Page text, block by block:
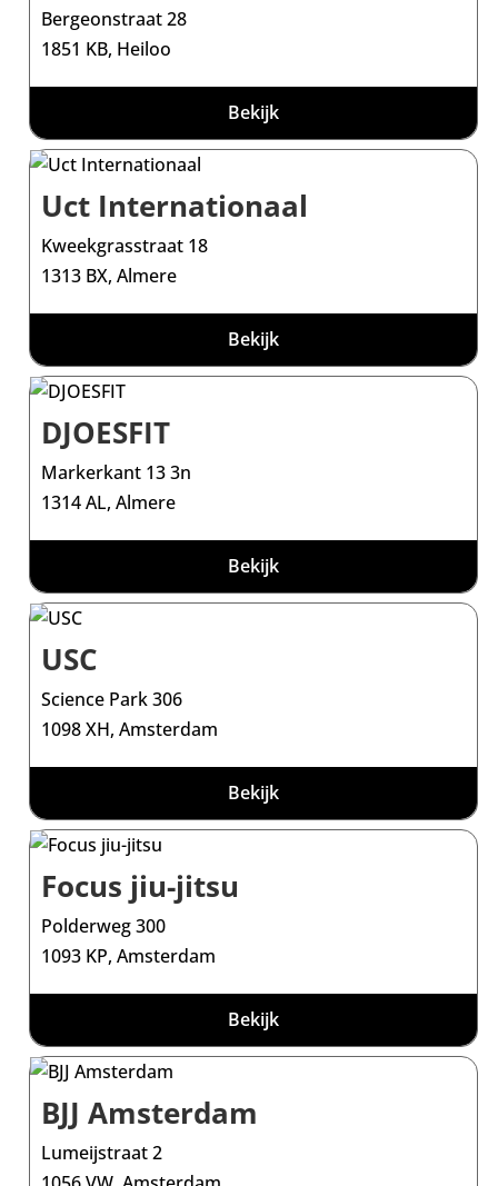
Bergeonstraat 28
1851 KB, Heiloo
Bekijk
Uct Internationaal
Kweekgrasstraat 18
1313 BX, Almere
Bekijk
DJOESFIT
Markerkant 13 3n
1314 AL, Almere
Bekijk
USC
Science Park 306
1098 XH, Amsterdam
Bekijk
Focus jiu-jitsu
Polderweg 300
1093 KP, Amsterdam
Bekijk
BJJ Amsterdam
Lumeijstraat 2